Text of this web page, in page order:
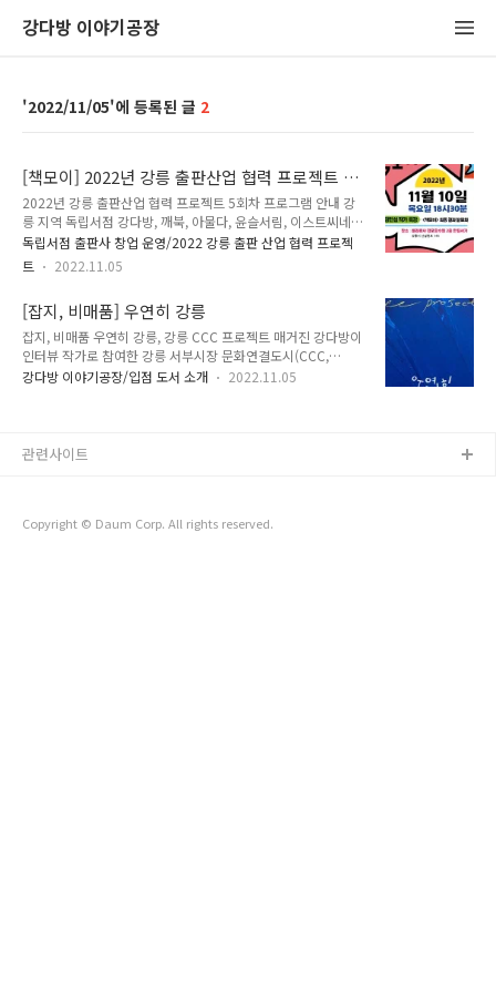
강다방 이야기공장
2022/11/05 2
[책모이] 2022년 강릉 출판산업 협력 프로젝트 5
회차 프로그램 안내
2022년 강릉 출판산업 협력 프로젝트 5회차 프로그램 안내 강
릉 지역 독립서점 강다방, 깨북, 아물다, 윤슬서림, 이스트씨네 5
곳이 주축이 되어 강릉 지역 출판 활성화와 동종 산업 종사자 간
네트워크 형성을 위한 시범 프로젝트, 의 5번째 프로그램과 결과
발표회는 2022년 11월 10일 목요일 오후 18시 30분 강릉 테라
(강연) 안내 김민섭 작가 특강 및 최종 결과 발표회 가. 김민섭 작
가 특강 ○ 특강 및 네트워킹 주제 : '지역에서 작가/출판기획자
로 살아가는 이야기' ○ 초청 강사 : 김민섭 작가 , , 등 도서 집필
○ 특강 내용 : 1. (강릉에서) 어떤 글을 쓰며 살아가는가 ex) , 2.
(강릉에서) 어떤 책을 만들며 살아가는가..
독립서점 출판사 창업 운영/2022 강릉 출판 산업 협력 프로젝
트
2022.11.05
[잡지, 비매품] 우연히 강릉
잡지, 비매품 우연히 강릉, 강릉 CCC 프로젝트 매거진 강다방이
인터뷰 작가로 참여한 강릉 서부시장 문화연결도시(CCC,
Culture Connect City) 프로젝트 잡지 . 은 강릉 서부시장 2층
https://blog.naver.com/plusminus1c
인하는 문화예술단체입니다. https://linktr.ee/plusminus1c
강다방 이야기공장/입점 도서 소개 2022.11.05
Copyright © Daum Corp. All rights reserved.
관련사이트